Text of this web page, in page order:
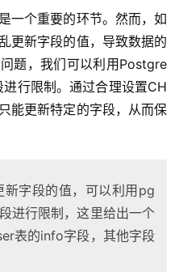
一个重要的环节。然而，如
更新字段的值，导致数据的
题，我们可以利用Postgre
行限制。通过合理设置CH
能更新特定的字段，从而保
新字段的值，可以利用pg
进行限制，这里给出一个
表的info字段，其他字段